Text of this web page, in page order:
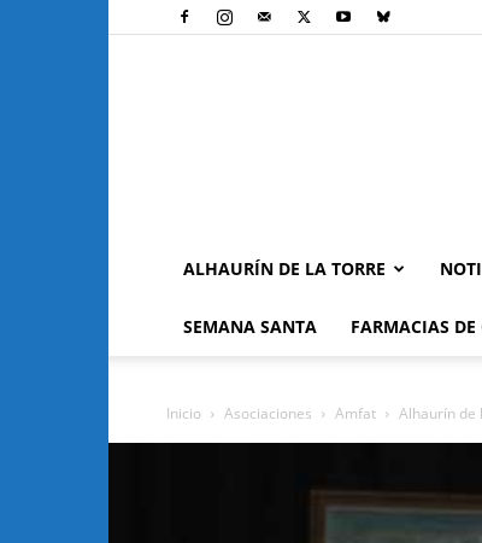
ALHAURÍN DE LA TORRE
SEMANA SANTA FARMACIAS
Inicio Asociaciones Amfat Alhaurín de